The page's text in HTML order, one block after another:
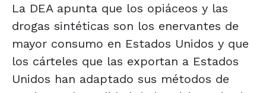
La DEA apunta que los opiáceos y las
drogas sintéticas son los enervantes de
mayor consumo en Estados Unidos y que
los cárteles que las exportan a Estados
Unidos han adaptado sus métodos de